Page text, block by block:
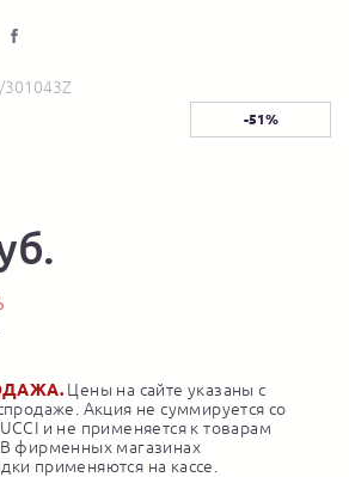
301043Z
-51%
Цены на сайте указаны с
Акция не суммируется со
и не применяется к товарам
фирменных магазинах
применяются на кассе.